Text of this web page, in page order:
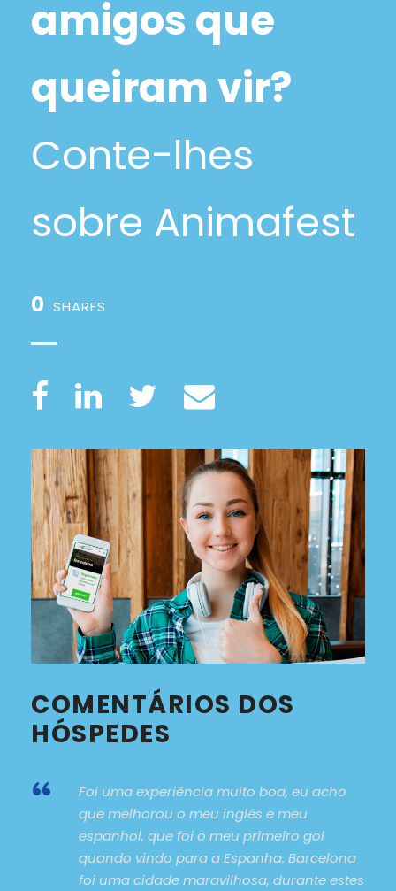
amigos que
queiram vir?
Conte-lhes
sobre Animafest
0 SHARES
COMENTÁRIOS DOS
HÓSPEDES
“
Foi uma experiência muito boa, eu acho
que melhorou o meu inglês e meu
espanhol, que foi o meu primeiro gol
quando vindo para a Espanha. Barcelona
foi uma cidade maravilhosa, durante estes